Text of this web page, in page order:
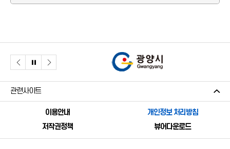
이용안내
개인정보 처리방침
저작권정책
뷰어다운로드
관련사이트